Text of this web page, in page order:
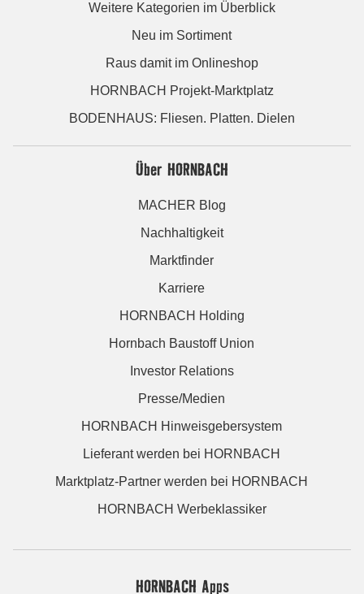
Weitere Kategorien im Überblick
Neu im Sortiment
Raus damit im Onlineshop
HORNBACH Projekt-Marktplatz
BODENHAUS: Fliesen. Platten. Dielen
Über HORNBACH
MACHER Blog
Nachhaltigkeit
Marktfinder
Karriere
HORNBACH Holding
Hornbach Baustoff Union
Investor Relations
Presse/Medien
HORNBACH Hinweisgebersystem
Lieferant werden bei HORNBACH
Marktplatz-Partner werden bei HORNBACH
HORNBACH Werbeklassiker
HORNBACH Apps